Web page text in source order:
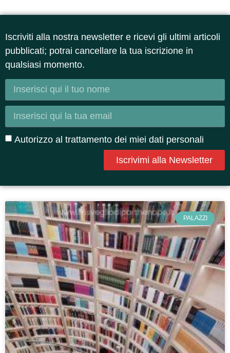
Iscriviti alla nostra newsletter e ricevi gli ultimi articoli
pubblicati; potrai cancellare la tua iscrizione in
qualsiasi momento.
Autorizzo al trattamento dei miei dati personali
Iscrivimi alla Newsletter
PALAZZI